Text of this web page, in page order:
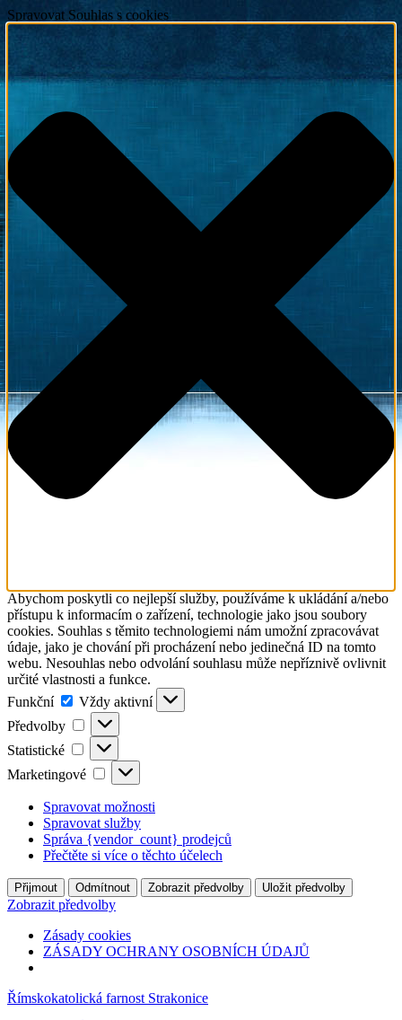
Spravovat Souhlas s cookies
Abychom poskytli co nejlepší služby, používáme k ukládání a/nebo
přístupu k informacím o zařízení, technologie jako jsou soubory
cookies. Souhlas s těmito technologiemi nám umožní zpracovávat
údaje, jako je chování při procházení nebo jedinečná ID na tomto
webu. Nesouhlas nebo odvolání souhlasu může nepříznivě ovlivnit
určité vlastnosti a funkce.
Funkční
Funkční
Vždy aktivní
Předvolby
Předvolby
Statistické Statistické
Marketingové Marketingové
Spravovat možnosti
Spravovat služby
Správa {vendor_count} prodejců
Přečtěte si více o těchto účelech
Přijmout Odmítnout Zobrazit předvolby Uložit předvolby
Zobrazit předvolby
Zásady cookies
ZÁSADY OCHRANY OSOBNÍCH ÚDAJŮ
Římskokatolická farnost Strakonice